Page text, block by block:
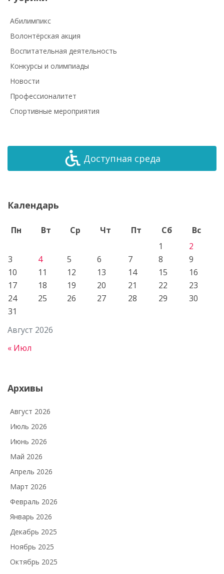
Абилимпикс
Волонтёрская акция
Воспитательная деятельность
Конкурсы и олимпиады
Новости
Профессионалитет
Спортивные мероприятия
Доступная среда
Календарь
Август 2026
Пн Вт Ср Чт Пт Сб
Вс
1
2
3
4 5 6 7 8
9
10
11 12 13 14 15
16
17
18 19 20 21 22
23
24
25 26 27 28 29
30
31
« Июл
Архивы
Август 2026
Июль 2026
Июнь 2026
Май 2026
Апрель 2026
Март 2026
Февраль 2026
Январь 2026
Декабрь 2025
Ноябрь 2025
Октябрь 2025